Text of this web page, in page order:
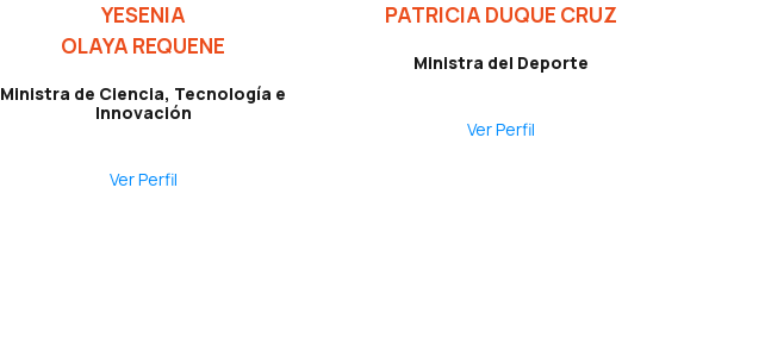
YESENIA
OLAYA REQUENE
Ministra de Ciencia, Tecnología e
Innovación
Ver Perfil
PATRICIA DUQUE CRUZ
Ministra del Deporte
Ver Perfil